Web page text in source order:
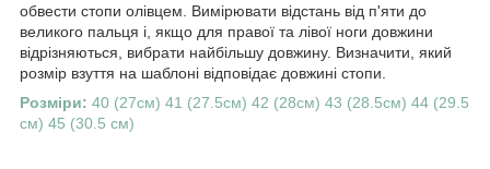
обвести стопи олівцем. Вимірювати відстань від п'яти до
великого пальця і, якщо для правої та лівої ноги довжини
відрізняються, вибрати найбільшу довжину. Визначити, який
розмір взуття на шаблоні відповідає довжині стопи.
Розміри: 40 (27см) 41 (27.5см) 42 (28см) 43 (28.5см) 44 (29.5
см) 45 (30.5 см)